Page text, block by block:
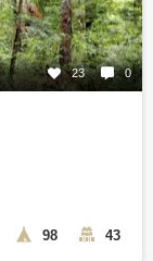
23 0
98 43